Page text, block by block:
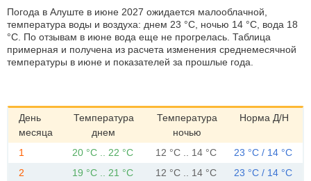
Погода в Алуште в июне 2027 ожидается малооблачной,
температура воды и воздуха: днем 23 °C, ночью 14 °C, вода 18
°C. По отзывам в июне вода еще не прогрелась. Таблица
примерная и получена из расчета изменения среднемесячной
температуры в июне и показателей за прошлые года.
День
месяца
Температура
днем
Температура
ночью
Норма Д/Н
1 20 °C .. 22 °C 12 °C .. 14 °C
23 °C / 14 °C
2
19 °C .. 21 °C 12 °C .. 14 °C
23 °C / 14 °C